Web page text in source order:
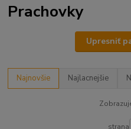
Prachovky
Upresniť
Najnovšie Najlacnejšie
strana